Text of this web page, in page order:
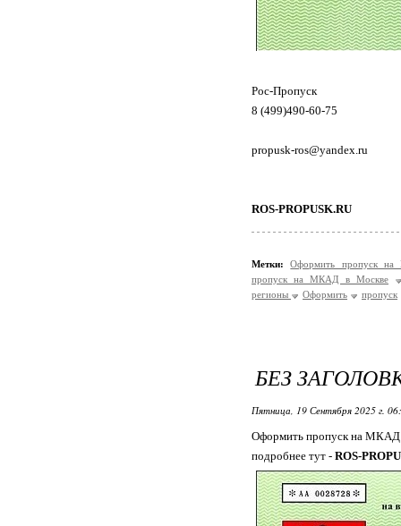
Рос-Пропуск
8 (499)490-60-75
propusk-ros@yandex.ru
ROS-PROPUSK.RU
Метки:
Оформить пропуск
пропуск на МКАД в Москве
регионы
Оформить пропуск
БЕЗ
Пятница, 19 Сентября 2025 г.
Оформить пропуск на МКАД
подробнее тут - ROS-